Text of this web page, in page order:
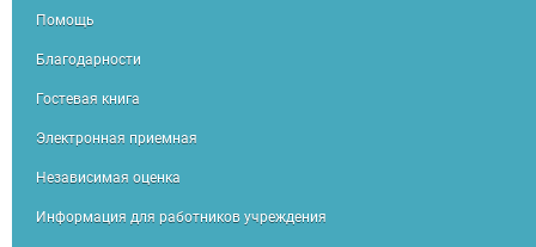
Помощь
Благодарности
Гостевая книга
Электронная приемная
Независимая оценка
Информация для работников учреждения